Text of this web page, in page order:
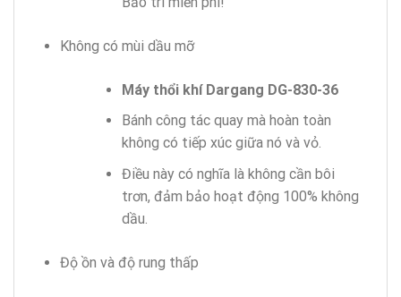
Không có mùi dầu mỡ
Máy thổi khí Dargang DG-830-36
Bánh công tác quay mà hoàn toàn
không có tiếp xúc giữa nó và vỏ.
Điều này có nghĩa là không cần bôi
trơn, đảm bảo hoạt động 100% không
dầu.
Độ ồn và độ rung thấp